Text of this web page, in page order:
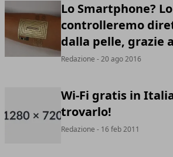
Lo Smartphone? Lo
controlleremo
dalla pelle, grazie
Redazione - 20 ago 2016
Wi-Fi gratis in
trovarlo!
Redazione - 16 feb 2011